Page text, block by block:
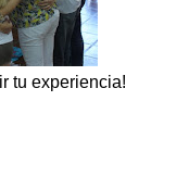
tu experiencia!